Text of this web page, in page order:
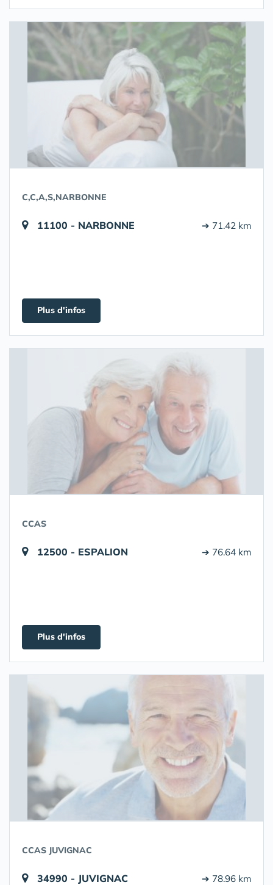
C,C,A,S,NARBONNE
11100 - NARBONNE ➔ 71.42 km
Plus d'infos
CCAS
12500 - ESPALION ➔ 76.64 km
Plus d'infos
CCAS JUVIGNAC
34990 - JUVIGNAC ➔ 78.96 km